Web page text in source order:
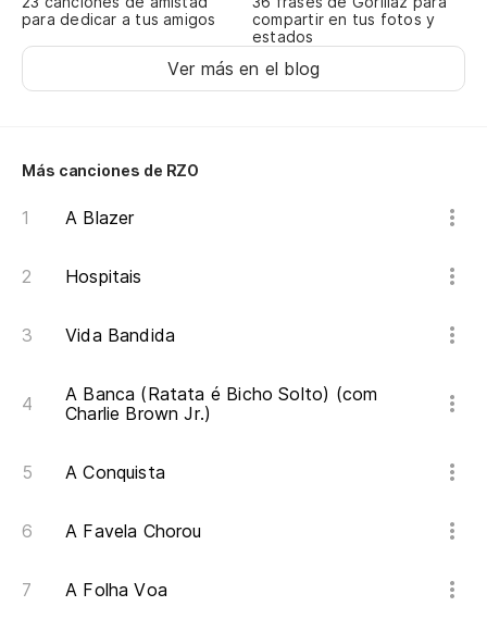
para dedicar a tus amigos
compartir en tus fotos y
estados
Ver más en el blog
Más canciones de RZO
A Blazer
Hospitais
Vida Bandida
A Banca (Ratata é Bicho Solto) (com
Charlie Brown Jr.)
A Conquista
A Favela Chorou
A Folha Voa